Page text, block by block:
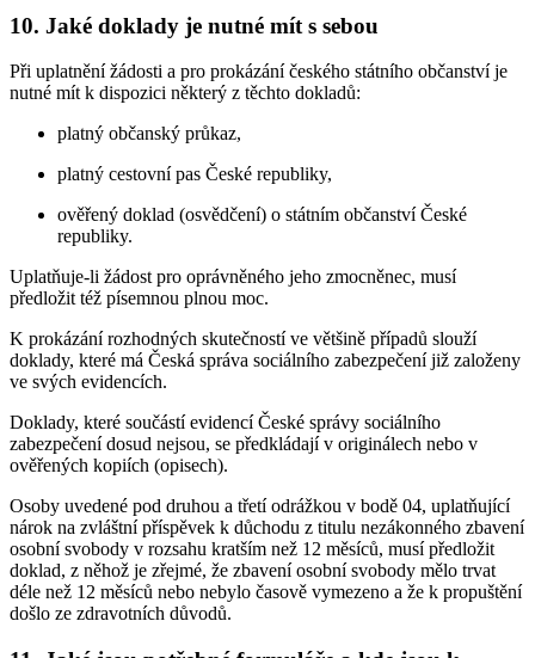
10. Jaké doklady je nutné mít s sebou
Při uplatnění žádosti a pro prokázání českého státního občanství je
nutné mít k dispozici některý z těchto dokladů:
platný občanský průkaz,
platný cestovní pas České republiky,
ověřený doklad (osvědčení) o státním občanství České
republiky.
Uplatňuje-li žádost pro oprávněného jeho zmocněnec, musí
předložit též písemnou plnou moc.
K prokázání rozhodných skutečností ve většině případů slouží
doklady, které má Česká správa sociálního zabezpečení již založeny
ve svých evidencích.
Doklady, které součástí evidencí České správy sociálního
zabezpečení dosud nejsou, se předkládají v originálech nebo v
ověřených kopiích (opisech).
Osoby uvedené pod druhou a třetí odrážkou v bodě 04, uplatňující
nárok na zvláštní příspěvek k důchodu z titulu nezákonného zbavení
osobní svobody v rozsahu kratším než 12 měsíců, musí předložit
doklad, z něhož je zřejmé, že zbavení osobní svobody mělo trvat
déle než 12 měsíců nebo nebylo časově vymezeno a že k propuštění
došlo ze zdravotních důvodů.